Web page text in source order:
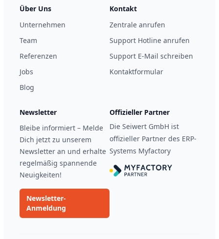
Über Uns
Unternehmen
Team
Referenzen
Jobs
Blog
Kontakt
Zentrale anrufen
Support Hotline anrufen
Support E-Mail schreiben
Kontaktformular
Newsletter
Bleibe informiert – Melde
Dich jetzt zu unserem
Newsletter an und erhalte
regelmäßig spannende
Neuigkeiten!
Newsletter-
Anmeldung
Offizieller Partner
Die Seiwert GmbH ist
offizieller Partner des ERP-
Systems Myfactory